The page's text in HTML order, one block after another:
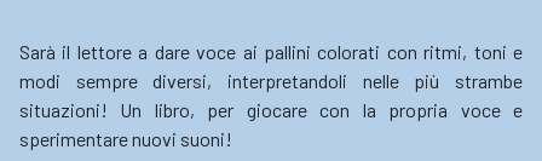
Sarà il lettore a dare voce ai pallini colorati con ritmi, toni e
modi sempre diversi, interpretandoli nelle più strambe
situazioni! Un libro, per giocare con la propria voce e
sperimentare nuovi suoni!